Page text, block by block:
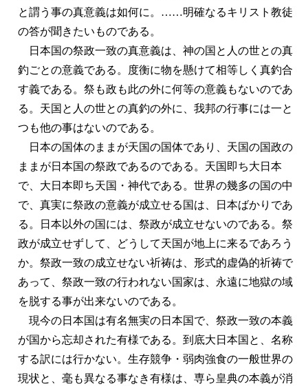
と謂う事の真意義は如何に。……明確なるキリスト教徒
の答が聞きたいものである。
日本国の祭政一致の真意義は、神の国と人の世との真
釣ごとの意義である。度衡に物を懸けて相等しく真釣合
す義である。祭も政も此の外に何等の意義もないのであ
る。天国と人の世との真釣の外に、我邦の行事には一と
つも他の事はないのである。
日本の国体のままが天国の国体であり、天国の国政の
ままが日本国の祭政であるのである。天国即ち大日本
で、大日本即ち天国・神代である。世界の幾多の国の中
で、真実に祭政の意義が成立せる国は、日本ばかりであ
る。日本以外の国には、祭政が成立せないのである。祭
政が成立せずして、どうして天国が地上に来るであろう
か。祭政一致の成立せない祈祷は、形式的虚偽的祈祷で
あって、祭政一致の行われない国家は、永遠に地獄の域
を脱する事が出来ないのである。
現今の日本国は有名無実の日本国で、祭政一致の本義
が国から忘却された有様である。到底大日本国と、名称
する訳には行かない。生存競争・弱肉強食の一般世界の
現状と、毫も異なる事なき有様は、専ら皇典の本義が消